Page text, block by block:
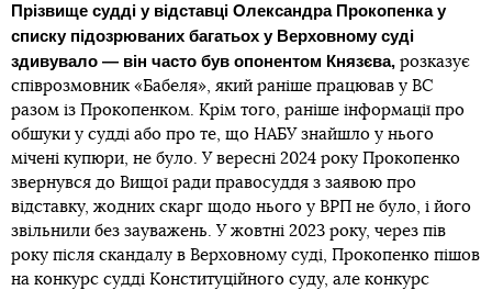
Прізвище судді у відставці Олександра Прокопенка у
списку підозрюваних багатьох у Верховному суді
здивувало — він часто був опонентом Князєва, розказує
співрозмовник «Бабеля», який раніше працював у ВС
разом із Прокопенком. Крім того, раніше інформації про
обшуки у судді або про те, що НАБУ знайшло у нього
мічені купюри, не було. У вересні 2024 року Прокопенко
звернувся до Вищої ради правосуддя з заявою про
відставку, жодних скарг щодо нього у ВРП не було, і його
звільнили без зауважень. У жовтні 2023 року, через пів
року після скандалу в Верховному суді, Прокопенко пішов
на конкурс судді Конституційного суду, але конкурс